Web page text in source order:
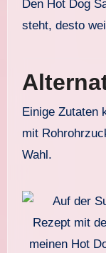
Den Hot Dog
steht, desto
Einige Zutaten
mit
Wahl.